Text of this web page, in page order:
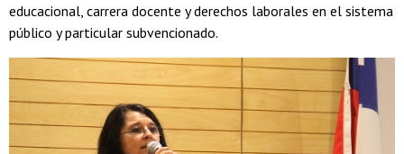
educacional, carrera docente y derechos laborales en el sistema
público y particular subvencionado.